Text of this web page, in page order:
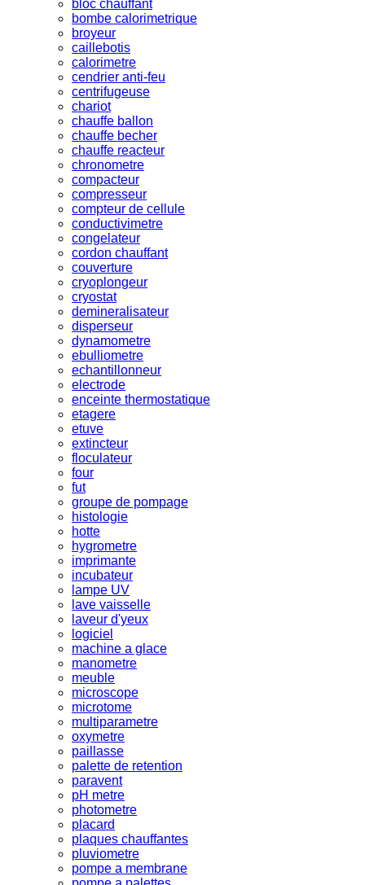
bloc chauffant
bombe calorimetrique
broyeur
caillebotis
calorimetre
cendrier anti-feu
centrifugeuse
chariot
chauffe ballon
chauffe becher
chauffe reacteur
chronometre
compacteur
compresseur
compteur de cellule
conductivimetre
congelateur
cordon chauffant
couverture
cryoplongeur
cryostat
demineralisateur
disperseur
dynamometre
ebulliometre
echantillonneur
electrode
enceinte thermostatique
etagere
etuve
extincteur
floculateur
four
fut
groupe de pompage
histologie
hotte
hygrometre
imprimante
incubateur
lampe UV
lave vaisselle
laveur d'yeux
logiciel
machine a glace
manometre
meuble
microscope
microtome
multiparametre
oxymetre
paillasse
palette de retention
paravent
pH metre
photometre
placard
plaques chauffantes
pluviometre
pompe a membrane